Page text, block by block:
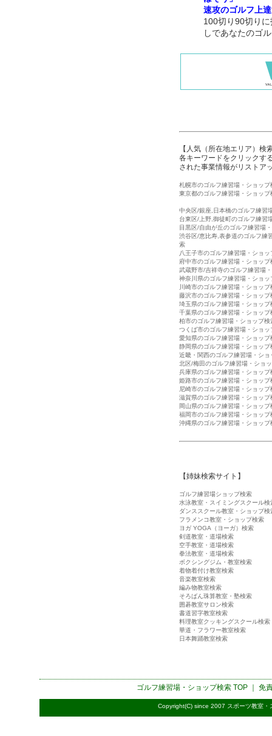
速攻のゴルフ上
100切り90切り
しであなたのゴ
【人気（所在地エリア）検
各キーワードをクリックす
された事業情報がリストア
札幌市のゴルフ練習場・ショップ
東京都のゴルフ練習場・ショップ
中央区/銀座,日本橋のゴルフ練習
台東区/上野,御徒町のゴルフ練習
目黒区/自由が丘のゴルフ練習場
渋谷区/恵比寿,表参道のゴルフ練
索
八王子市のゴルフ練習場・ショッ
府中市のゴルフ練習場・ショップ
武蔵野市/吉祥寺のゴルフ練習場
神奈川県のゴルフ練習場・ショッ
川崎市のゴルフ練習場・ショップ
藤沢市のゴルフ練習場・ショップ
埼玉県のゴルフ練習場・ショップ
千葉県のゴルフ練習場・ショップ
柏市のゴルフ練習場・ショップ検
つくば市のゴルフ練習場・ショッ
愛知県のゴルフ練習場・ショップ
静岡県のゴルフ練習場・ショップ
近畿・関西のゴルフ練習場・ショ
北区/梅田のゴルフ練習場・ショ
兵庫県のゴルフ練習場・ショップ
姫路市のゴルフ練習場・ショップ
尼崎市のゴルフ練習場・ショップ
滋賀県のゴルフ練習場・ショップ
岡山県のゴルフ練習場・ショップ
福岡市のゴルフ練習場・ショップ
沖縄県のゴルフ練習場・ショップ
【姉妹検索サイト】
ゴルフ練習場ショップ検索
水泳教室・スイミングスクール検
ダンススクール教室・ショップ検
フラメンコ教室・ショップ検索
ヨガ YOGA（ヨーガ）検索
剣道教室・道場検索
空手教室・道場検索
拳法教室・道場検索
ボクシングジム・教室検索
着物着付け教室検索
音楽教室検索
編み物教室検索
そろばん珠算教室・塾検索
囲碁教室サロン検索
書道習字教室検索
料理教室クッキングスクール検索
華道・フラワー教室検索
日本舞踊教室検索
ゴルフ練習場・ショップ検索TOP ｜ 免
Copyright(C) since 2007 スポーツ教室・